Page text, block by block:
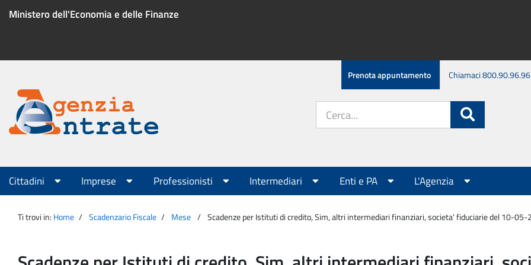
Ministero dell'Economia e delle Finanze
Menu
servizio
Prenota appuntamento Chiamaci 800.90.96.96
Agenzia
Entrate
sito:
Menu
principale
Cittadini Imprese Professionisti Intermediari Enti e PA L'Agenzia
Ti trovi in: Home Scadenzario Fiscale Mese Scadenze per Istituti di credito, Sim, altri intermediari finanziari, societa' fiduciarie del 10-